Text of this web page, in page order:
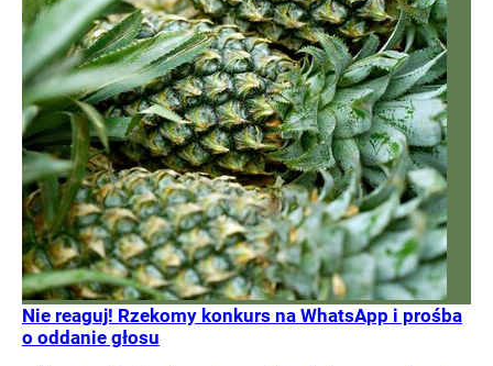
Nie reaguj! Rzekomy konkurs na WhatsApp i prośba
o oddanie głosu